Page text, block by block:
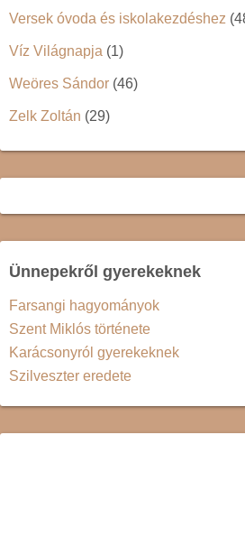
Versek óvoda és iskolakezdéshez
Víz Világnapja (1)
Weöres Sándor (46)
Zelk Zoltán (29)
Ünnepekről gyerekeknek
Farsangi hagyományok
Szent Miklós története
Karácsonyról gyerekeknek
Szilveszter eredete